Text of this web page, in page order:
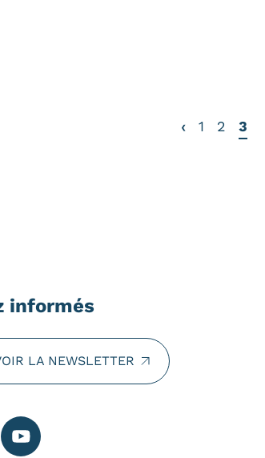
‹ 1 2 3
informés
LA NEWSLETTER